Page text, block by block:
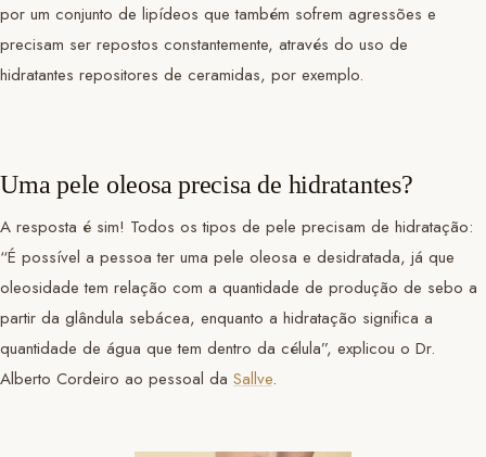
por um conjunto de lipídeos que também sofrem agressões e
precisam ser repostos constantemente, através do uso de
hidratantes repositores de ceramidas, por exemplo.
Uma pele oleosa precisa de hidratantes?
A resposta é sim! Todos os tipos de pele precisam de hidratação:
“É possível a pessoa ter uma pele oleosa e desidratada, já que
oleosidade tem relação com a quantidade de produção de sebo a
partir da glândula sebácea, enquanto a hidratação significa a
quantidade de água que tem dentro da célula”, explicou o Dr.
Alberto Cordeiro ao pessoal da Sallve.